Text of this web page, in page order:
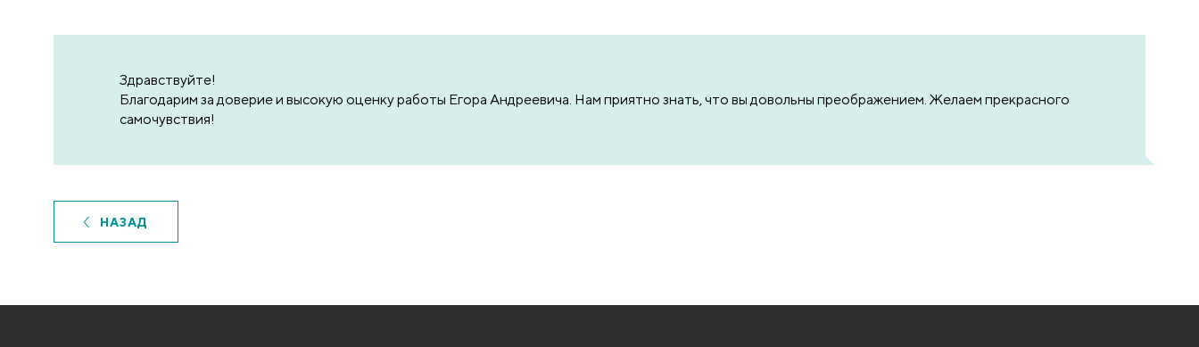
Здравствуйте!
Благодарим за доверие и высокую оценку работы Егора Андреевича. Нам приятно знать, что вы довольны преображением. Желаем прекрасного
самочувствия!
НАЗАД